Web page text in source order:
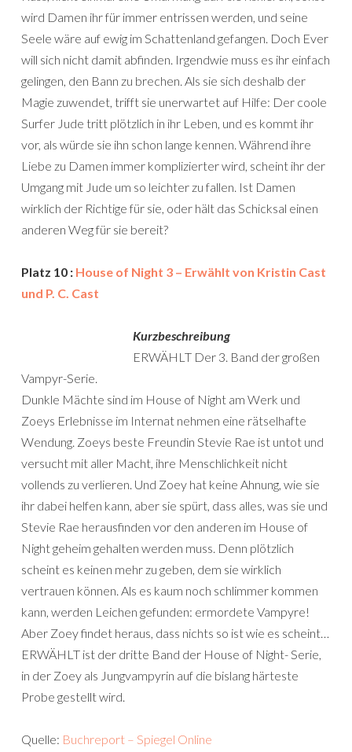
wird Damen ihr für immer entrissen werden, und seine
Seele wäre auf ewig im Schattenland gefangen. Doch Ever
will sich nicht damit abfinden. Irgendwie muss es ihr einfach
gelingen, den Bann zu brechen. Als sie sich deshalb der
Magie zuwendet, trifft sie unerwartet auf Hilfe: Der coole
Surfer Jude tritt plötzlich in ihr Leben, und es kommt ihr
vor, als würde sie ihn schon lange kennen. Während ihre
Liebe zu Damen immer komplizierter wird, scheint ihr der
Umgang mit Jude um so leichter zu fallen. Ist Damen
wirklich der Richtige für sie, oder hält das Schicksal einen
anderen Weg für sie bereit?
Platz 10 : House of Night 3 – Erwählt von Kristin Cast
und P. C. Cast
Kurzbeschreibung
ERWÄHLT Der 3. Band der großen
Vampyr-Serie.
Dunkle Mächte sind im House of Night am Werk und
Zoeys Erlebnisse im Internat nehmen eine rätselhafte
Wendung. Zoeys beste Freundin Stevie Rae ist untot und
versucht mit aller Macht, ihre Menschlichkeit nicht
vollends zu verlieren. Und Zoey hat keine Ahnung, wie sie
ihr dabei helfen kann, aber sie spürt, dass alles, was sie und
Stevie Rae herausfinden vor den anderen im House of
Night geheim gehalten werden muss. Denn plötzlich
scheint es keinen mehr zu geben, dem sie wirklich
vertrauen können. Als es kaum noch schlimmer kommen
kann, werden Leichen gefunden: ermordete Vampyre!
Aber Zoey findet heraus, dass nichts so ist wie es scheint…
ERWÄHLT ist der dritte Band der House of Night- Serie,
in der Zoey als Jungvampyrin auf die bislang härteste
Probe gestellt wird.
Quelle: Buchreport – Spiegel Online